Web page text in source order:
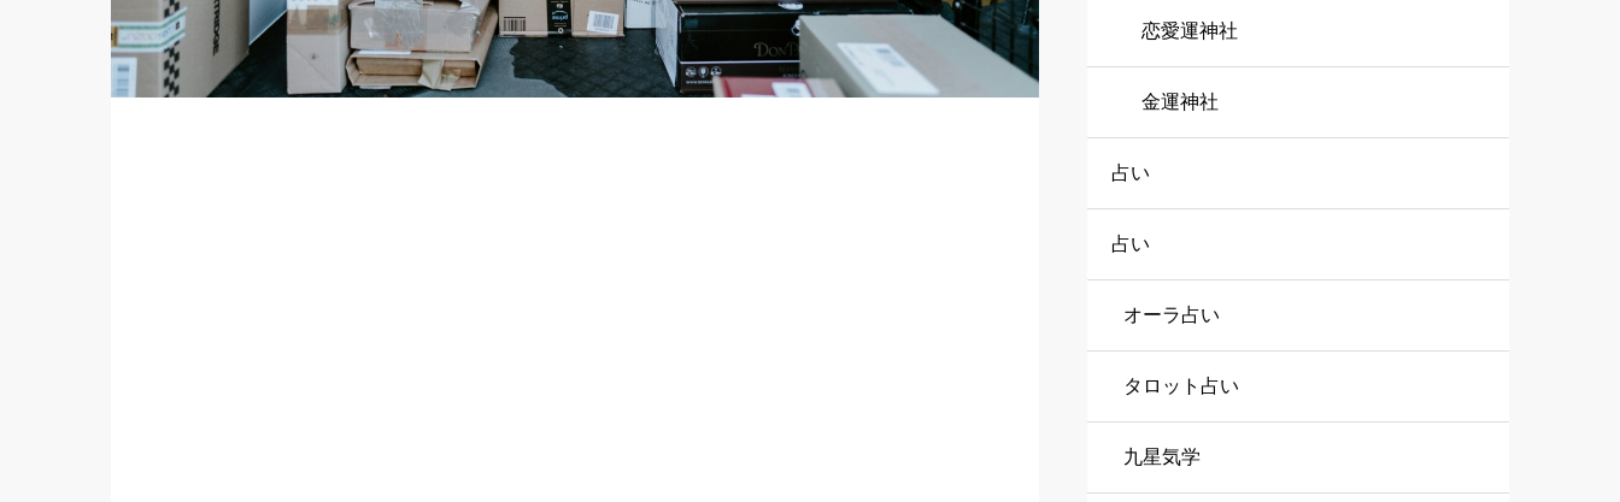
恋愛運神社
金運神社
占い
占い
オーラ占い
タロット占い
九星気学